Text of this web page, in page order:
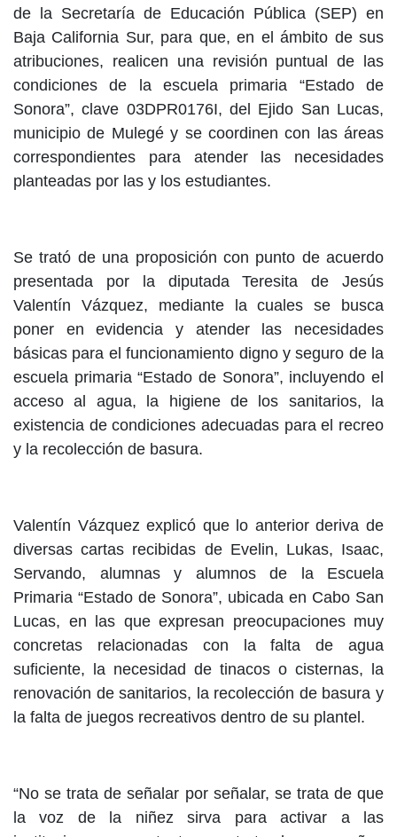
de la Secretaría de Educación Pública (SEP) en
Baja California Sur, para que, en el ámbito de sus
atribuciones, realicen una revisión puntual de las
condiciones de la escuela primaria “Estado de
Sonora”, clave 03DPR0176I, del Ejido San Lucas,
municipio de Mulegé y se coordinen con las áreas
correspondientes para atender las necesidades
planteadas por las y los estudiantes.
Se trató de una proposición con punto de acuerdo
presentada por la diputada Teresita de Jesús
Valentín Vázquez, mediante la cuales se busca
poner en evidencia y atender las necesidades
básicas para el funcionamiento digno y seguro de la
escuela primaria “Estado de Sonora”, incluyendo el
acceso al agua, la higiene de los sanitarios, la
existencia de condiciones adecuadas para el recreo
y la recolección de basura.
Valentín Vázquez explicó que lo anterior deriva de
diversas cartas recibidas de Evelin, Lukas, Isaac,
Servando, alumnas y alumnos de la Escuela
Primaria “Estado de Sonora”, ubicada en Cabo San
Lucas, en las que expresan preocupaciones muy
concretas relacionadas con la falta de agua
suficiente, la necesidad de tinacos o cisternas, la
renovación de sanitarios, la recolección de basura y
la falta de juegos recreativos dentro de su plantel.
“No se trata de señalar por señalar, se trata de que
la voz de la niñez sirva para activar a las